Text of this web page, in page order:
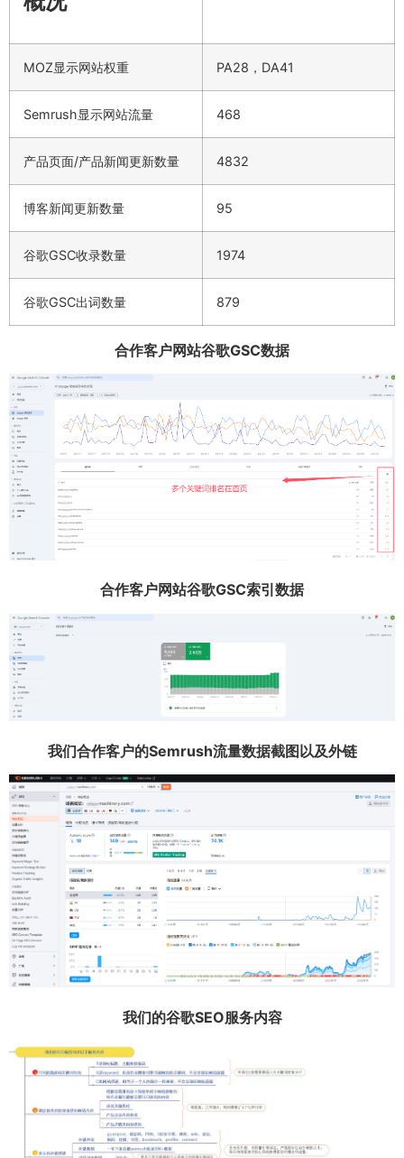
MOZ显示网站权重 PA28，DA41
Semrush显示网站流量 468
产品页面/产品新闻更新数量 4832
博客新闻更新数量 95
谷歌GSC收录数量 1974
谷歌GSC出词数量 879
合作客户网站谷歌GSC数据
合作客户网站谷歌GSC索引数据
我们合作客户的Semrush流量数据截图以及外链
我们的谷歌SEO服务内容